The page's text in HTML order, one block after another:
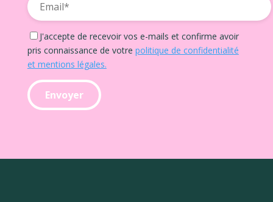
J'accepte de recevoir vos e-mails et confirme avoir
pris connaissance de votre politique de confidentialité
et mentions légales.